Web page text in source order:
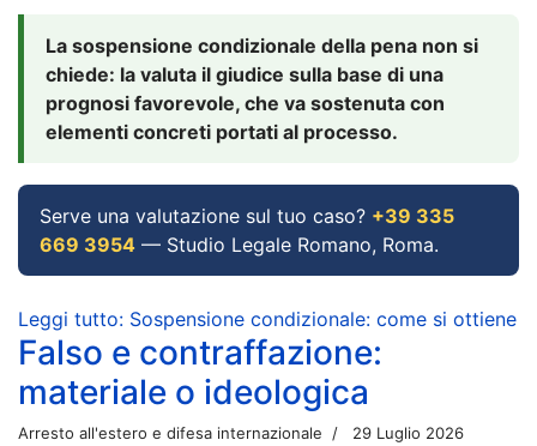
La sospensione condizionale della pena non si
chiede: la valuta il giudice sulla base di una
prognosi favorevole, che va sostenuta con
elementi concreti portati al processo.
Serve una valutazione sul tuo caso? +39 335
669 3954 — Studio Legale Romano, Roma.
Leggi tutto: Sospensione condizionale: come si ottiene
Falso e contraffazione:
materiale o ideologica
Arresto all'estero e difesa internazionale 29 Luglio 2026